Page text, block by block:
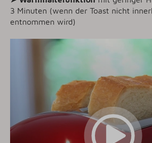
3 Minuten (wenn der Toast nicht
entnommen wird)